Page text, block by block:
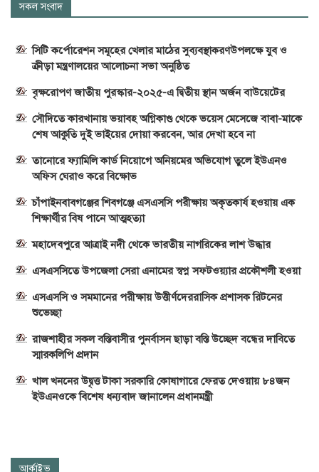
সকল সংবাদ
সিটি কর্পোরেশন সমূহের খেলার মাঠের সুব্যবস্থাকরণউপলক্ষে যুব ও
ক্রীড়া মন্ত্রণালয়ের আলোচনা সভা অনুষ্ঠিত
বৃক্ষরোপণ জাতীয় পুরস্কার-২০২৫-এ দ্বিতীয় স্থান অর্জন বাউয়েটের
সৌদিতে কারখানায় ভয়াবহ অগ্নিকাণ্ড থেকে ভয়েস মেসেজে বাবা-মাকে
শেষ আকুতি দুই ভাইয়ের দোয়া করবেন, আর দেখা হবে না
তানোরে ফ্যামিলি কার্ড নিয়োগে অনিয়মের অভিযোগ তুলে ইউএনও
অফিস ঘেরাও করে বিক্ষোভ
চাঁপাইনবাবগঞ্জের শিবগঞ্জে এসএসসি পরীক্ষায় অকৃতকার্য হওয়ায় এক
শিক্ষার্থীর বিষ পানে আত্মহত্যা
মহাদেবপুরে আত্রাই নদী থেকে ভারতীয় নাগরিকের লাশ উদ্ধার
এসএসসিতে উপজেলা সেরা এনামের স্বপ্ন সফটওয়্যার প্রকৌশলী হওয়া
এসএসসি ও সমমানের পরীক্ষায় উত্তীর্ণদেররাসিক প্রশাসক রিটনের
শুভেচ্ছা
রাজশাহীর সকল বস্তিবাসীর পুনর্বাসন ছাড়া বস্তি উচ্ছেদ বন্ধের দাবিতে
স্মারকলিপি প্রদান
খাল খননের উদ্বৃত্ত টাকা সরকারি কোষাগারে ফেরত দেওয়ায় ৮৪জন
ইউএনওকে বিশেষ ধন্যবাদ জানালেন প্রধানমন্ত্রী
আর্কাইভ